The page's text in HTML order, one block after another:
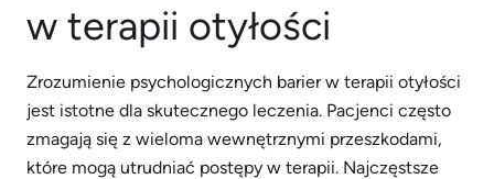
w terapii otyłości
Zrozumienie psychologicznych barier w terapii otyłości
jest istotne dla skutecznego leczenia. Pacjenci często
zmagają się z wieloma wewnętrznymi przeszkodami,
które mogą utrudniać postępy w terapii. Najczęstsze